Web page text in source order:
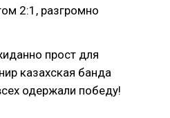
2:1, разгромно
прост для
казахская банда
одержали победу!